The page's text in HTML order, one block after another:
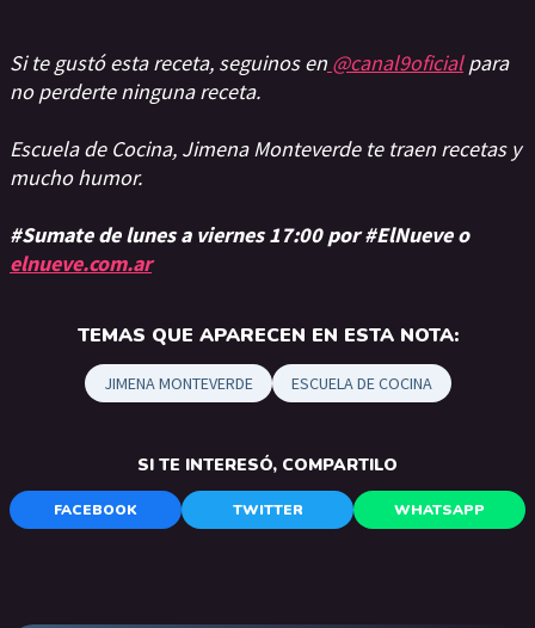
Si te gustó esta receta, seguinos en @canal9oficialpara
no perderte ninguna receta.
Escuela de Cocina, Jimena Monteverde te traen recetas y
mucho humor.
#Sumate de lunes a viernes 17:00 por #ElNueve o
elnueve.com.ar
TEMAS QUE APARECEN EN ESTA NOTA:
JIMENA MONTEVERDE ESCUELA DE COCINA
SI TE INTERESÓ, COMPARTILO
FACEBOOK TWITTER WHATSAPP